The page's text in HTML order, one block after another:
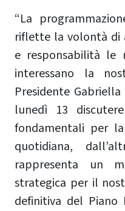
“La
riflette la volontà di
e responsabilità le
interessano la
Presidente
lunedì 13
fondamentali per
quotidiana,
rappresenta un
strategica per il
definitiva del